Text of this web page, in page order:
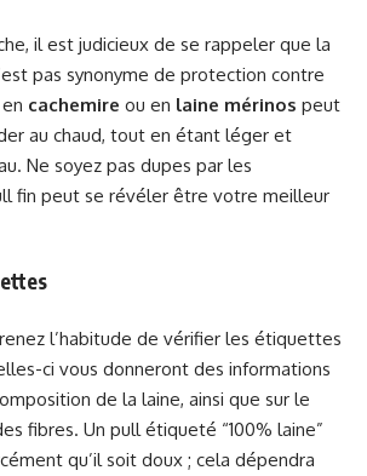
il est judicieux de se rappeler que la
pas synonyme de protection contre
cachemire ou en laine mérinos peut
au chaud, tout en étant léger et
Ne soyez pas dupes par les
fin peut se révéler être votre meilleur
l’habitude de vérifier les étiquettes
ci vous donneront des informations
de la laine, ainsi que sur le
fibres. Un pull étiqueté “100% laine”
qu’il soit doux ; cela dépendra